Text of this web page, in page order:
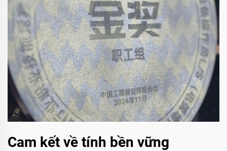
Cam kết về tính bền vững